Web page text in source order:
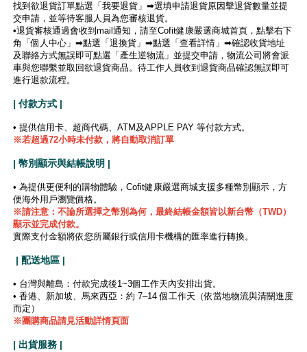
找到欲退貨訂單點選「我要退貨」➡選填申請退貨原因擊退貨數量並提
交申請，並等待客服人員為您審核退貨。
•退貨審核通過會收到mail通知，請至Cofit健康嚴選商城首頁，點擊右下
角「個人中心」➡點選「退換貨」➡點選「查看詳情」➡確認收貨地址
及聯絡方式無誤即可點選「產生逆物流」並提交申請，物流公司將會派
車與您聯繫並取回欲退貨商品。待工作人員收到退貨商品確認無誤即可
進行退款流程。
| 付款方式 |
• 提供信用卡、超商代碼、ATM及APPLE PAY 等付款方式。
※若超過72小時未付款，將自動取消訂單
| 幣別顯示與結帳說明 |
• 為提供更便利的購物體驗，Cofit健康嚴選商城支援多種幣別顯示，方
便海外用戶瀏覽價格。
※請注意：不論所選擇之幣別為何，最終結帳金額皆以新台幣（TWD）
顯示並完成付款。
實際支付金額將依您所屬銀行或信用卡機構的匯率進行轉換。
| 配送地區 |
• 台灣與離島：付款完成後1~3個工作天內安排出貨。
• 香港、新加坡、馬來西亞：約 7–14 個工作天（依當地物流與清關進度
而定）
※團購商品請見活動詳情頁面
| 出貨服務 |